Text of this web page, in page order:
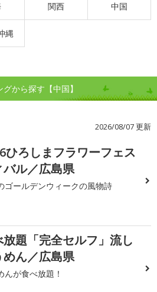
関西 中国
縄
から探す【中国】
2026/08/07 更新
ひろしまフラワーフェス
バル／広島県
ゴールデンウィークの風物詩
放題「完全セルフ」流し
めん／広島県
んが食べ放題！